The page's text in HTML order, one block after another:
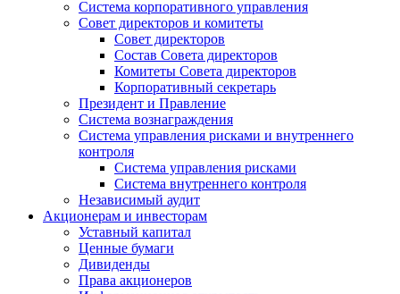
Система корпоративного управления
Совет директоров и комитеты
Совет директоров
Состав Совета директоров
Комитеты Совета директоров
Корпоративный секретарь
Президент и Правление
Система вознаграждения
Система управления рисками и внутреннего
контроля
Система управления рисками
Система внутреннего контроля
Независимый аудит
Акционерам и инвесторам
Уставный капитал
Ценные бумаги
Дивиденды
Права акционеров